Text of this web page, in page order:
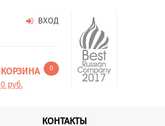
ВХОД
КОРЗИНА 0
0 руб.
КОНТАКТЫ